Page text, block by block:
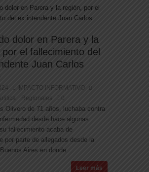
dolor en Parera y la
el fallecimiento del
Juan Carlos
IMPACTO INFORMATIVO
Regionales 0
Olivero de 71 años, luchaba contra
desde hace algunas
fallecimiento acaba de
por parte de allegados desde la
Aires en donde...
Leer más